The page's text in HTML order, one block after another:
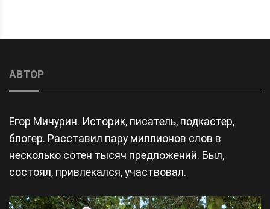
АВТОР
Егор Мичурин. Историк, писатель, подкастер,
блогер. Расставил пару миллионов слов в
несколько сотен тысяч предложений. Был,
состоял, привлекался, участвовал.